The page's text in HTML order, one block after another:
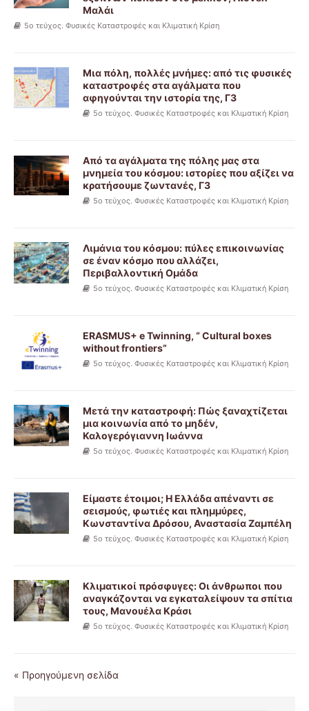
Μαλάι
5ο τεύχος. Φυσικές Καταστροφές και Κλιματική Κρίση
Μια πόλη, πολλές μνήμες: από τις φυσικές
καταστροφές στα αγάλματα που
αφηγούνται την ιστορία της, Γ3
5ο τεύχος. Φυσικές Καταστροφές και Κλιματική Κρίση
Από τα αγάλματα της πόλης μας στα
μνημεία του κόσμου: ιστορίες που αξίζει να
κρατήσουμε ζωντανές, Γ3
5ο τεύχος. Φυσικές Καταστροφές και Κλιματική Κρίση
Λιμάνια του κόσμου: πύλες επικοινωνίας
σε έναν κόσμο που αλλάζει,
Περιβαλλοντική Ομάδα
5ο τεύχος. Φυσικές Καταστροφές και Κλιματική Κρίση
ERASMUS+ e Twinning, “ Cultural boxes
without frontiers”
5ο τεύχος. Φυσικές Καταστροφές και Κλιματική Κρίση
Μετά την καταστροφή: Πώς ξαναχτίζεται
μια κοινωνία από το μηδέν,
Καλογερόγιαννη Ιωάννα
5ο τεύχος. Φυσικές Καταστροφές και Κλιματική Κρίση
Είμαστε έτοιμοι; Η Ελλάδα απέναντι σε
σεισμούς, φωτιές και πλημμύρες,
Κωνσταντίνα Δρόσου, Αναστασία Ζαμπέλη
5ο τεύχος. Φυσικές Καταστροφές και Κλιματική Κρίση
Κλιματικοί πρόσφυγες: Οι άνθρωποι που
αναγκάζονται να εγκαταλείψουν τα σπίτια
τους, Μανουέλα Κράσι
5ο τεύχος. Φυσικές Καταστροφές και Κλιματική Κρίση
« Προηγούμενη σελίδα